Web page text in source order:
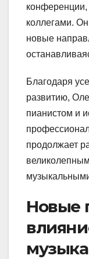
коллегами.
новые
Благодаря
развитию,
пианистом и
продолжает
Новые